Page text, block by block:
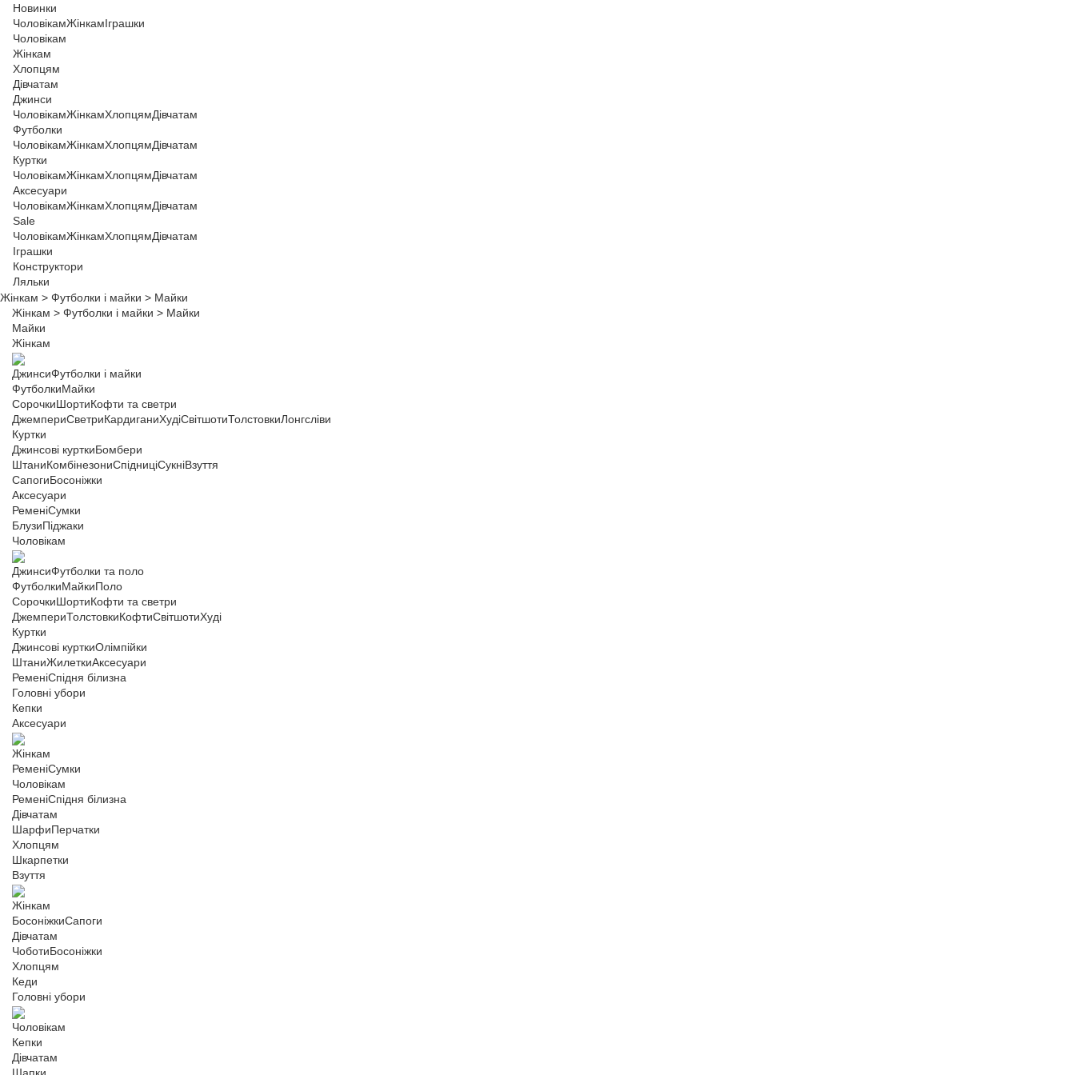
Новинки
ЧоловікамЖінкамІграшки
Чоловікам
Жінкам
Хлопцям
Дівчатам
Джинси
ЧоловікамЖінкамХлопцямДівчатам
Футболки
ЧоловікамЖінкамХлопцямДівчатам
Куртки
ЧоловікамЖінкамХлопцямДівчатам
Аксесуари
ЧоловікамЖінкамХлопцямДівчатам
Sale
ЧоловікамЖінкамХлопцямДівчатам
Іграшки
Конструктори
Ляльки
Жінкам > Футболки і майки > Майки
Жінкам > Футболки і майки > Майки
Майки
Жінкам
ДжинсиФутболки і майки
ФутболкиМайки
СорочкиШортиКофти та светри
ДжемпериСветриКардиганиХудіСвітшотиТолстовкиЛонгсліви
Куртки
Джинсові курткиБомбери
ШтаниКомбінезониСпідниціСукніВзуття
СапогиБосоніжки
Аксесуари
РеменіСумки
БлузиПіджаки
Чоловікам
ДжинсиФутболки та поло
ФутболкиМайкиПоло
СорочкиШортиКофти та светри
ДжемпериТолстовкиКофтиСвітшотиХуді
Куртки
Джинсові курткиОлімпійки
ШтаниЖилеткиАксесуари
РеменіСпідня білизна
Головні убори
Кепки
Аксесуари
Жінкам
РеменіСумки
Чоловікам
РеменіСпідня білизна
Дівчатам
ШарфиПерчатки
Хлопцям
Шкарпетки
Взуття
Жінкам
БосоніжкиСапоги
Дівчатам
ЧоботиБосоніжки
Хлопцям
Кеди
Головні убори
Чоловікам
Кепки
Дівчатам